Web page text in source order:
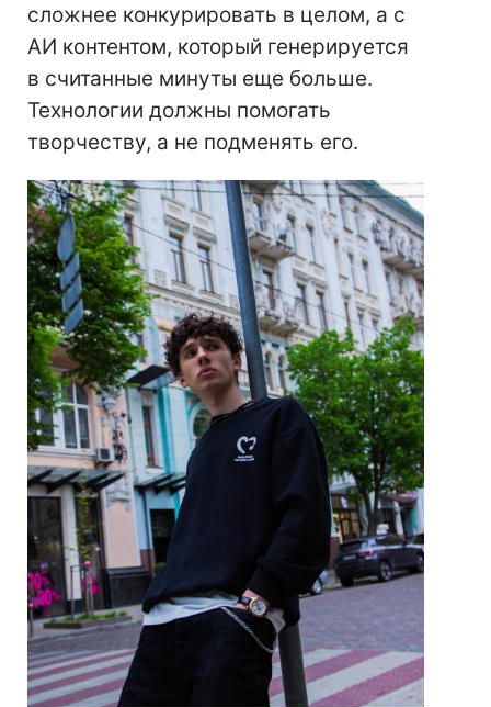
сложнее конкурировать в целом, а с
АИ контентом, который генерируется
в считанные минуты еще больше.
Технологии должны помогать
творчеству, а не подменять его.